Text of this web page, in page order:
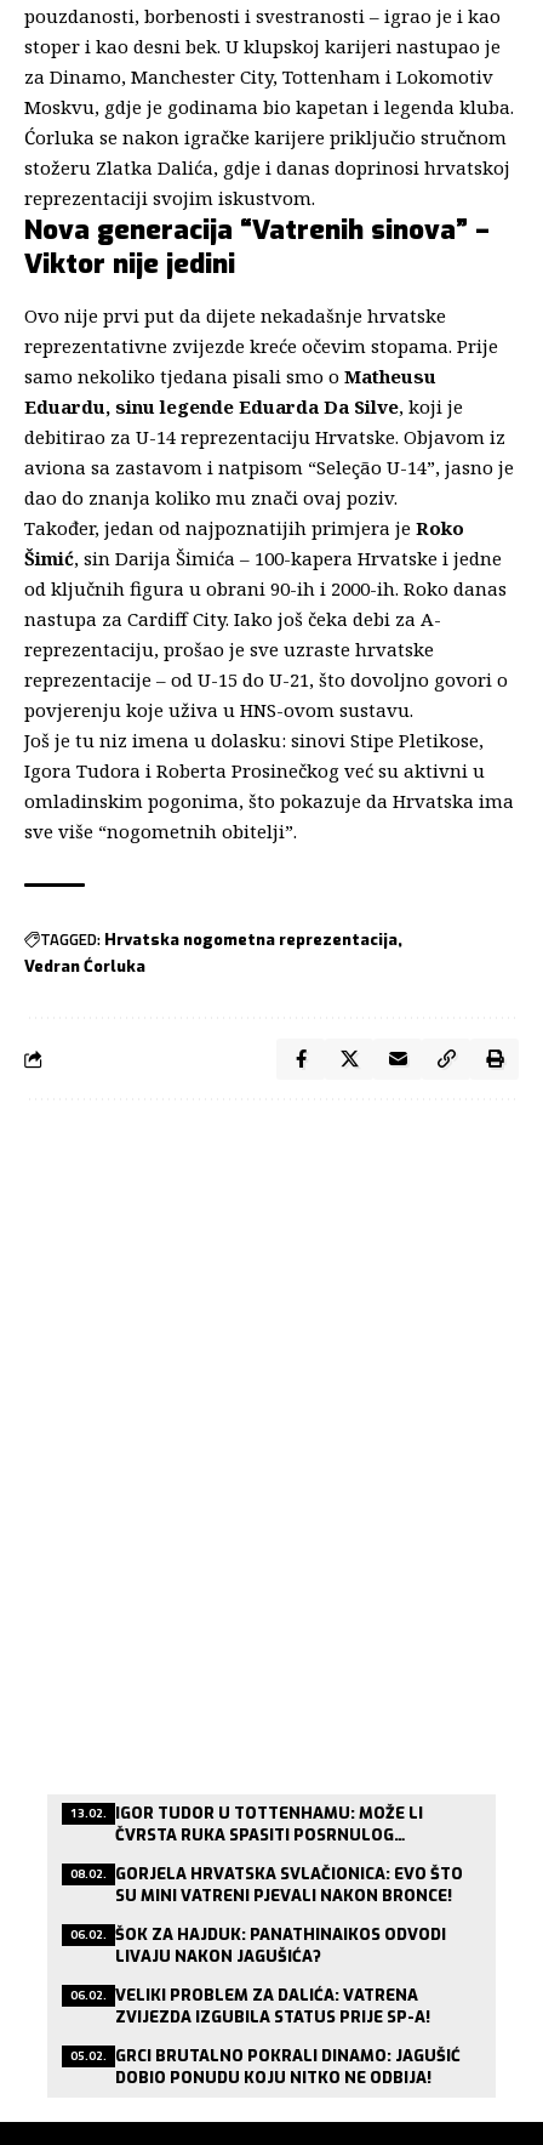
pouzdanosti, borbenosti i svestranosti – igrao je i kao
stoper i kao desni bek. U klupskoj karijeri nastupao je
za Dinamo, Manchester City, Tottenham i Lokomotiv
Moskvu, gdje je godinama bio kapetan i legenda kluba.
Ćorluka se nakon igračke karijere priključio stručnom
stožeru Zlatka Dalića, gdje i danas doprinosi hrvatskoj
reprezentaciji svojim iskustvom.
Nova generacija “Vatrenih sinova” –
Viktor nije jedini
Ovo nije prvi put da dijete nekadašnje hrvatske
reprezentativne zvijezde kreće očevim stopama. Prije
samo nekoliko tjedana pisali smo o Matheusu
Eduardu, sinu legende Eduarda Da Silve, koji je
debitirao za U-14 reprezentaciju Hrvatske. Objavom iz
aviona sa zastavom i natpisom “Seleção U-14”, jasno je
dao do znanja koliko mu znači ovaj poziv.
Također, jedan od najpoznatijih primjera je Roko
Šimić, sin Darija Šimića – 100-kapera Hrvatske i jedne
od ključnih figura u obrani 90-ih i 2000-ih. Roko danas
nastupa za Cardiff City. Iako još čeka debi za A-
reprezentaciju, prošao je sve uzraste hrvatske
reprezentacije – od U-15 do U-21, što dovoljno govori o
povjerenju koje uživa u HNS-ovom sustavu.
Još je tu niz imena u dolasku: sinovi Stipe Pletikose,
Igora Tudora i Roberta Prosinečkog već su aktivni u
omladinskim pogonima, što pokazuje da Hrvatska ima
sve više “nogometnih obitelji”.
TAGGED: Hrvatska nogometna reprezentacija
Vedran Ćorluka
13.02. IGOR TUDOR U TOTTENHAMU: MOŽE LI
ČVRSTA RUKA SPASITI POSRNULOG
08.02. GORJELA HRVATSKA SVLAČIONICA: EVO ŠTO
SU MINI VATRENI PJEVALI NAKON BRONCE!
06.02. ŠOK ZA HAJDUK: PANATHINAIKOS ODVODI
LIVAJU NAKON JAGUŠIĆA?
06.02. VELIKI PROBLEM ZA DALIĆA: VATRENA
ZVIJEZDA IZGUBILA STATUS PRIJE SP-A!
05.02. GRCI BRUTALNO POKRALI DINAMO: JAGUŠIĆ
DOBIO PONUDU KOJU NITKO NE ODBIJA!